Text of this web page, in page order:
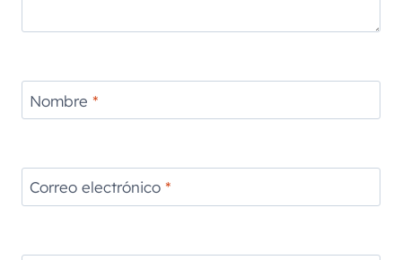
Nombre *
Correo electrónico *